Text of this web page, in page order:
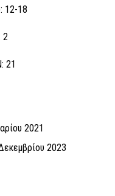
12-18
2
21
2021
2023